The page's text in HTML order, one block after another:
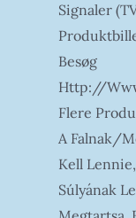
Signaler
Besøg
Http://
Flere
A Falnak/
Kell
Súlyának